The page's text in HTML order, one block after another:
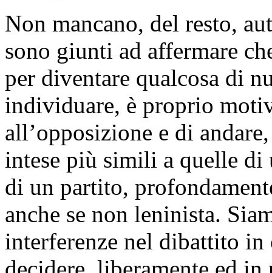
Non mancano, del resto,
sono giunti ad affermare
per diventare qualcosa di
individuare, è proprio
all’opposizione e di
intese più simili a quelle di
di un partito,
anche se non leninista.
interferenze nel dibattito